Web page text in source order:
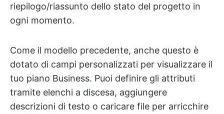
riepilogo/riassunto dello stato del progetto in
ogni momento.
Come il modello precedente, anche questo è
dotato di campi personalizzati per visualizzare il
tuo piano Business. Puoi definire gli attributi
tramite elenchi a discesa, aggiungere
descrizioni di testo o caricare file per arricchire